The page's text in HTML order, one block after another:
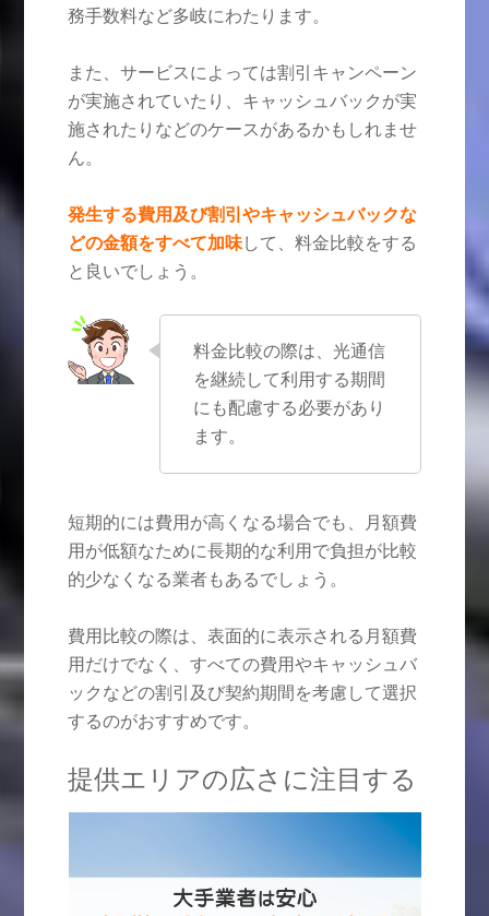
務手数料など多岐にわたります。
また、サービスによっては割引キャンペーン
が実施されていたり、キャッシュバックが実
施されたりなどのケースがあるかもしれませ
ん。
発生する費用及び割引やキャッシュバックな
どの金額をすべて加味して、料金比較をする
と良いでしょう。
料金比較の際は、光通信
を継続して利用する期間
にも配慮する必要があり
ます。
短期的には費用が高くなる場合でも、月額費
用が低額なために長期的な利用で負担が比較
的少なくなる業者もあるでしょう。
費用比較の際は、表面的に表示される月額費
用だけでなく、すべての費用やキャッシュバ
ックなどの割引及び契約期間を考慮して選択
するのがおすすめです。
提供エリアの広さに注目する